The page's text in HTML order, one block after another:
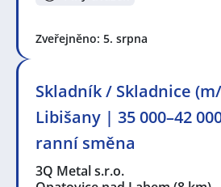
Zveřejněno: 5. srpna
Skladník / Skladnice
Libišany | 35 000–42
ranní směna
3Q Metal s.r.o.